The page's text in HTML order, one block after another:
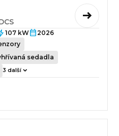
107 kW
2026
sedadla
3 další